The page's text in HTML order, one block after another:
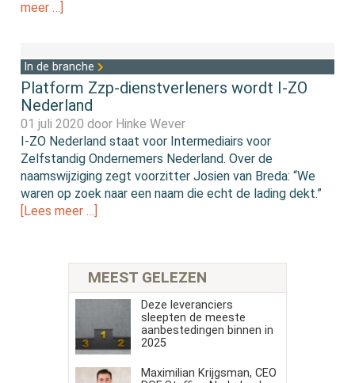
meer …]
In de branche
Platform Zzp-dienstverleners wordt I-ZO
Nederland
01 juli 2020 door Hinke Wever
I-ZO Nederland staat voor Intermediairs voor
Zelfstandig Ondernemers Nederland. Over de
naamswijziging zegt voorzitter Josien van Breda: “We
waren op zoek naar een naam die echt de lading dekt.”
[Lees meer …]
MEEST GELEZEN
Deze leveranciers
sleepten de meeste
aanbestedingen binnen in
2025
Maximilian Krijgsman, CEO